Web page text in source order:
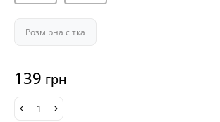
Розмірна сітка
139 грн